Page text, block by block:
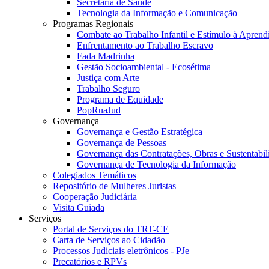
Secretaria de Saúde
Tecnologia da Informação e Comunicação
Programas Regionais
Combate ao Trabalho Infantil e Estímulo à
Enfrentamento ao Trabalho Escravo
Fada Madrinha
Gestão Socioambiental - Ecosétima
Justiça com Arte
Trabalho Seguro
Programa de Equidade
PopRuaJud
Governança
Governança e Gestão Estratégica
Governança de Pessoas
Governança das Contratações, Obras e
Governança de Tecnologia da Informação
Colegiados Temáticos
Repositório de Mulheres Juristas
Cooperação Judiciária
Visita Guiada
Serviços
Portal de Serviços do TRT-CE
Carta de Serviços ao Cidadão
Processos Judiciais eletrônicos - PJe
Precatórios e RPVs